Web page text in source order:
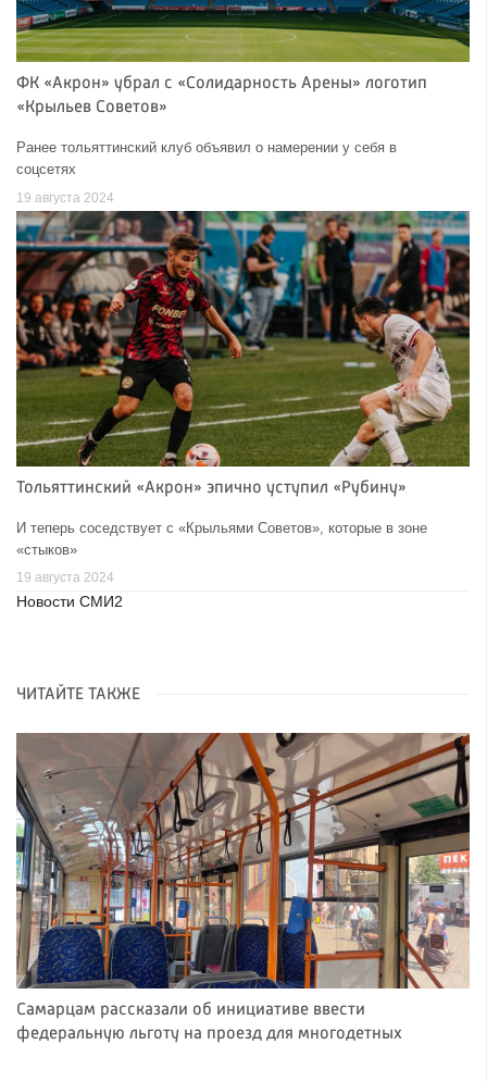
ФК «Акрон» убрал с «Солидарность Арены» логотип
«Крыльев Советов»
Ранее тольяттинский клуб объявил о намерении у себя в
соцсетях
19 августа 2024
Тольяттинский «Акрон» эпично уступил «Рубину»
И теперь соседствует с «Крыльями Советов», которые в зоне
«стыков»
19 августа 2024
Новости СМИ2
ЧИТАЙТЕ ТАКЖЕ
Самарцам рассказали об инициативе ввести
федеральную льготу на проезд для многодетных